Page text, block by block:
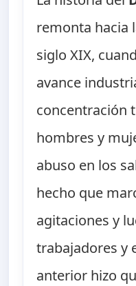
remonta hacia
siglo XIX,
avance
concentración
hombres y
abuso en los
hecho que
agitaciones y
trabajadores y
anterior hizo